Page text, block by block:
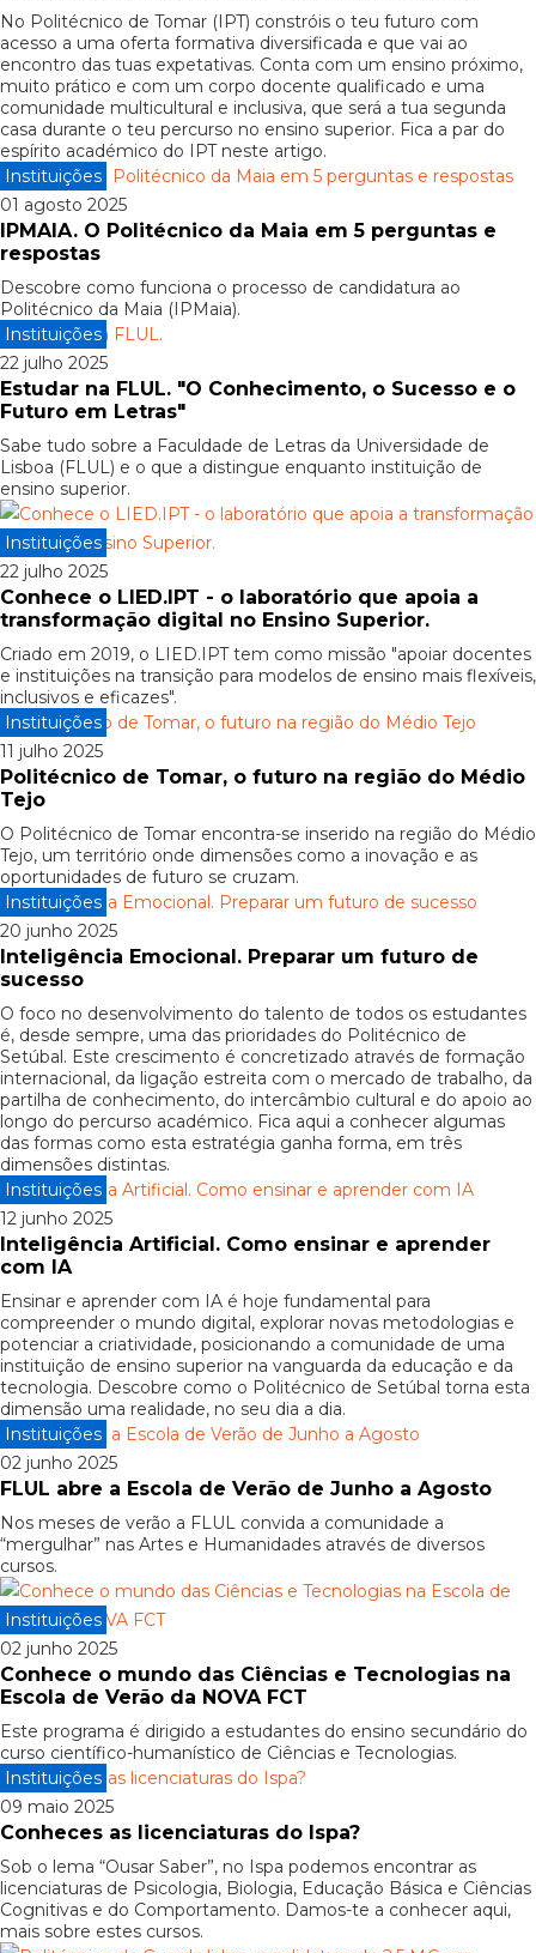
No Politécnico de Tomar (IPT) constróis o teu futuro com
acesso a uma oferta formativa diversificada e que vai ao
encontro das tuas expetativas. Conta com um ensino próximo,
muito prático e com um corpo docente qualificado e uma
comunidade multicultural e inclusiva, que será a tua segunda
casa durante o teu percurso no ensino superior. Fica a par do
espírito académico do IPT neste artigo.
Instituições
01 agosto 2025
IPMAIA. O Politécnico da Maia em 5 perguntas e
respostas
Descobre como funciona o processo de candidatura ao
Politécnico da Maia (IPMaia).
Instituições
22 julho 2025
Estudar na FLUL. "O Conhecimento, o Sucesso e o
Futuro em Letras"
Sabe tudo sobre a Faculdade de Letras da Universidade de
Lisboa (FLUL) e o que a distingue enquanto instituição de
ensino superior.
Instituições
22 julho 2025
Conhece o LIED.IPT - o laboratório que apoia a
transformação digital no Ensino Superior.
Criado em 2019, o LIED.IPT tem como missão "apoiar docentes
e instituições na transição para modelos de ensino mais flexíveis,
inclusivos e eficazes".
Instituições
11 julho 2025
Politécnico de Tomar, o futuro na região do Médio
Tejo
O Politécnico de Tomar encontra-se inserido na região do Médio
Tejo, um território onde dimensões como a inovação e as
oportunidades de futuro se cruzam.
Instituições
20 junho 2025
Inteligência Emocional. Preparar um futuro de
sucesso
O foco no desenvolvimento do talento de todos os estudantes
é, desde sempre, uma das prioridades do Politécnico de
Setúbal. Este crescimento é concretizado através de formação
internacional, da ligação estreita com o mercado de trabalho, da
partilha de conhecimento, do intercâmbio cultural e do apoio ao
longo do percurso académico. Fica aqui a conhecer algumas
das formas como esta estratégia ganha forma, em três
dimensões distintas.
Instituições
12 junho 2025
Inteligência Artificial. Como ensinar e aprender
com IA
Ensinar e aprender com IA é hoje fundamental para
compreender o mundo digital, explorar novas metodologias e
potenciar a criatividade, posicionando a comunidade de uma
instituição de ensino superior na vanguarda da educação e da
tecnologia. Descobre como o Politécnico de Setúbal torna esta
dimensão uma realidade, no seu dia a dia.
Instituições
02 junho 2025
FLUL abre a Escola de Verão de Junho a Agosto
Nos meses de verão a FLUL convida a comunidade a
“mergulhar” nas Artes e Humanidades através de diversos
cursos.
Instituições
02 junho 2025
Conhece o mundo das Ciências e Tecnologias na
Escola de Verão da NOVA FCT
Este programa é dirigido a estudantes do ensino secundário do
curso científico-humanístico de Ciências e Tecnologias.
Instituições
09 maio 2025
Conheces as licenciaturas do Ispa?
Sob o lema “Ousar Saber”, no Ispa podemos encontrar as
licenciaturas de Psicologia, Biologia, Educação Básica e Ciências
Cognitivas e do Comportamento. Damos-te a conhecer aqui,
mais sobre estes cursos.